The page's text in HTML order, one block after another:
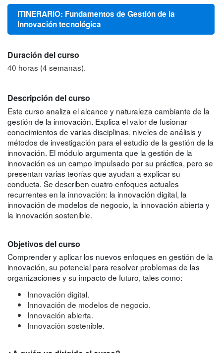
ITINERARIO: Fundamentos de Gestión de la
Innovación tecnológica
Duración del curso
40 horas (4 semanas).
Descripción del curso
Este curso analiza el alcance y naturaleza cambiante de la
gestión de la innovación. Explica el valor de fusionar
conocimientos de varias disciplinas, niveles de análisis y
métodos de investigación para el estudio de la gestión de la
innovación. El módulo argumenta que la gestión de la
innovación es un campo impulsado por su práctica, pero se
presentan varias teorías que ayudan a explicar su
conducta. Se describen cuatro enfoques actuales
recurrentes en la innovación: la innovación digital, la
innovación de modelos de negocio, la innovación abierta y
la innovación sostenible.
Objetivos del curso
Comprender y aplicar los nuevos enfoques en gestión de la
innovación, su potencial para resolver problemas de las
organizaciones y su impacto de futuro, tales como:
Innovación digital.
Innovación de modelos de negocio.
Innovación abierta.
Innovación sostenible.